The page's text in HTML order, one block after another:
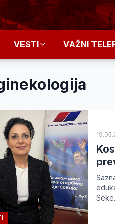
VESTI VAŽNI
Seke.